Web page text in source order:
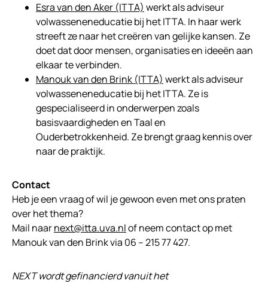
Esra van den Aker (ITTA) werkt als adviseur
volwasseneneducatie bij het ITTA. In haar werk
streeft ze naar het creëren van gelijke kansen. Ze
doet dat door mensen, organisaties en ideeën aan
elkaar te verbinden.
Manouk van den Brink (ITTA) werkt als adviseur
volwasseneneducatie bij het ITTA. Ze is
gespecialiseerd in onderwerpen zoals
basisvaardigheden en Taal en
Ouderbetrokkenheid. Ze brengt graag kennis over
naar de praktijk.
Contact
Heb je een vraag of wil je gewoon even met ons praten
over het thema?
Mail naarnext@itta.uva.nlof neem contact op met
Manouk van den Brink via 06 – 215 77 427.
NEXT wordt gefinancierd vanuit het